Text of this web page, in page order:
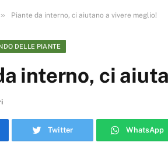
» Piante da interno, ci aiutano a vivere meglio!
DELLE PIANTE
interno, ci
Twitter WhatsApp